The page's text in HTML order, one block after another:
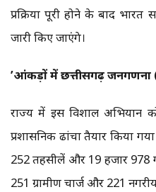
प्रक्रिया पूरी होने के बाद
जारी किए जाएंगे।
’आंकड़ों में छत्तीसगढ़ जनगणना
राज्य में इस विशाल अभियान
प्रशासनिक ढांचा तैयार किया
252 तहसीलें और 19 हजार
251 ग्रामीण चार्ज और 221